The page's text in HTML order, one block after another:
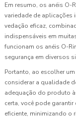
Em resumo, os anéis O-
variedade de aplicações
vedação eficaz,
indispensáveis em
funcionam os anéis O-
segurança em diversos
Portanto, ao escolher
considerar a qualidade
adequação do produto
certa, você pode
eficiente, minimizando o